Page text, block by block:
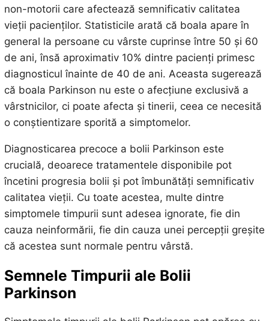
non-motorii care afectează semnificativ calitatea
vieții pacienților. Statisticile arată că boala apare în
general la persoane cu vârste cuprinse între 50 și 60
de ani, însă aproximativ 10% dintre pacienți primesc
diagnosticul înainte de 40 de ani. Aceasta sugerează
că boala Parkinson nu este o afecțiune exclusivă a
vârstnicilor, ci poate afecta și tinerii, ceea ce necesită
o conștientizare sporită a simptomelor.
Diagnosticarea precoce a bolii Parkinson este
crucială, deoarece tratamentele disponibile pot
încetini progresia bolii și pot îmbunătăți semnificativ
calitatea vieții. Cu toate acestea, multe dintre
simptomele timpurii sunt adesea ignorate, fie din
cauza neinformării, fie din cauza unei percepții greșite
că acestea sunt normale pentru vârstă.
Semnele Timpurii ale Bolii
Parkinson